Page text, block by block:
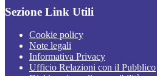
Sezione Link Utili
Cookie policy
Note legali
Informativa Privacy
Ufficio Relazioni con il Pubblico